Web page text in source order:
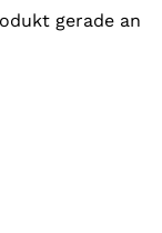
gerade an